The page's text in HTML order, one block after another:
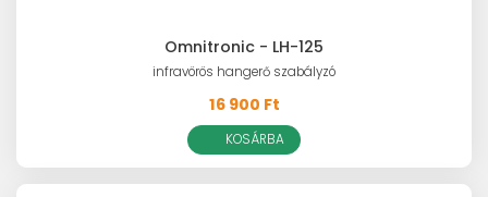
Omnitronic - LH-125
infravörös hangerő szabályzó
16 900 Ft
KOSÁRBA